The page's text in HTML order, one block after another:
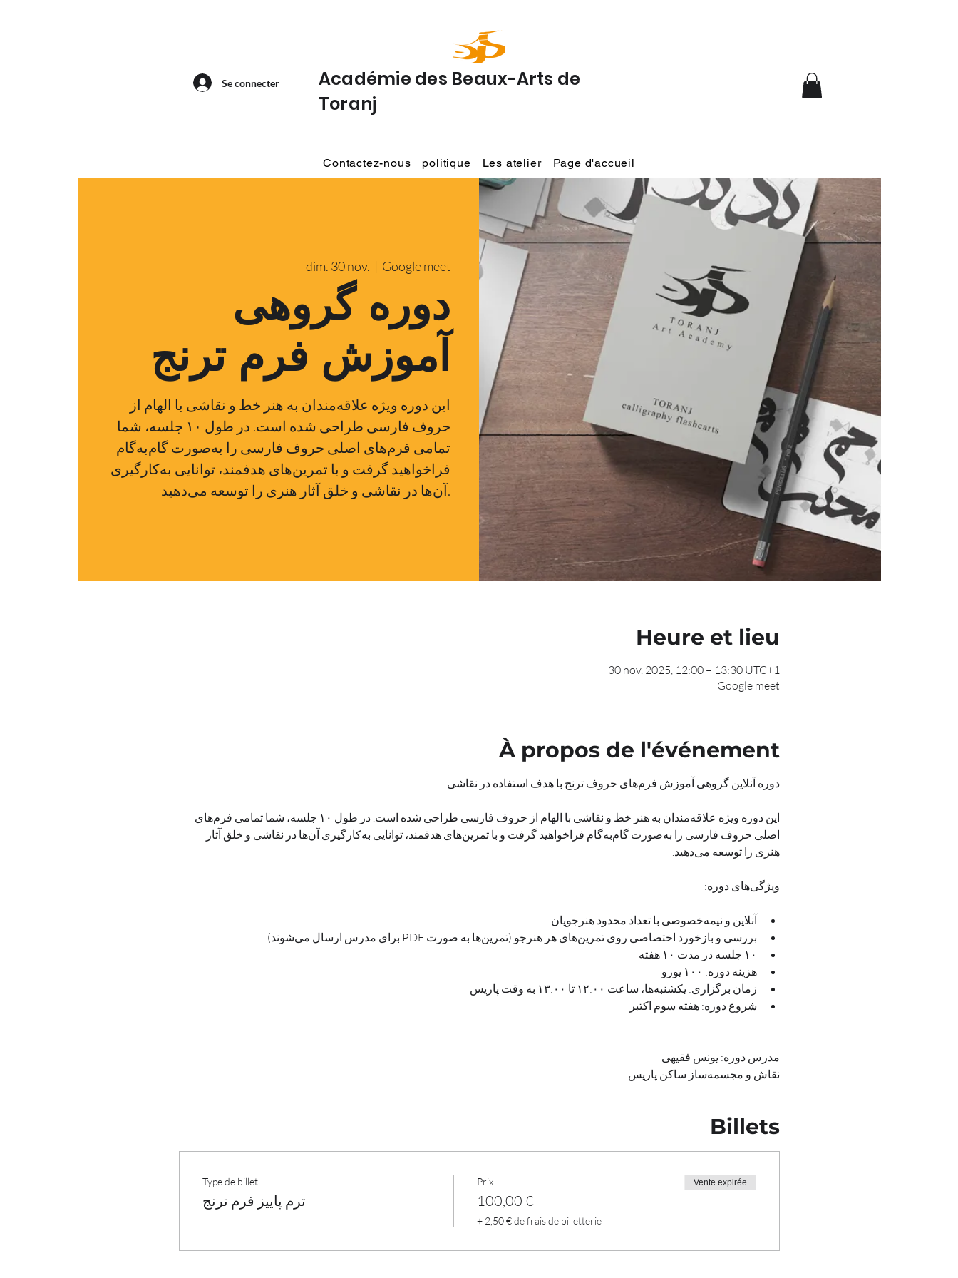
Se connecter
Académie des Beaux-Arts de
Toranj
Contactez-nous politique Les atelier Page d'accueil
dim. 30 nov.
  |
Google meet
دوره گروهی
آموزش فرم ترنج
این دوره ویژه علاقه‌مندان به هنر خط و نقاشی با الهام از
حروف فارسی طراحی شده است. در طول ۱۰ جلسه، شما
تمامی فرم‌های اصلی حروف فارسی را به‌صورت گام‌به‌گام
فراخواهید گرفت و با تمرین‌های هدفمند، توانایی به‌کارگیری
آن‌ها در نقاشی و خلق آثار هنری را توسعه می‌دهید.
Heure et lieu
30 nov. 2025, 12:00 – 13:30 UTC+1
Google meet
À propos de l'événement
دوره آنلاین گروهی آموزش فرم‌های حروف ترنج با هدف استفاده در نقاشی
این دوره ویژه علاقه‌مندان به هنر خط و نقاشی با الهام از حروف فارسی طراحی شده است. در طول ۱۰ جلسه، شما تمامی فرم‌های
اصلی حروف فارسی را به‌صورت گام‌به‌گام فراخواهید گرفت و با تمرین‌های هدفمند، توانایی به‌کارگیری آن‌ها در نقاشی و خلق آثار
هنری را توسعه می‌دهید.
ویژگی‌های دوره:
آنلاین و نیمه‌خصوصی با تعداد محدود هنرجویان
بررسی و بازخورد اختصاصی روی تمرین‌های هر هنرجو (تمرین‌ها به صورت PDF برای مدرس ارسال می‌شوند)
۱۰ جلسه در مدت ۱۰ هفته
هزینه دوره: ۱۰۰ یورو
زمان برگزاری: یکشنبه‌ها، ساعت ۱۲:۰۰ تا ۱۳:۰۰ به وقت پاریس
شروع دوره: هفته سوم اکتبر
مدرس دوره: یونس فقیهی
نقاش و مجسمه‌ساز ساکن پاریس
Billets
Type de billet
ترم پاییز فرم ترنج
Prix
100,00 €
+ 2,50 € de frais de billetterie
Vente expirée